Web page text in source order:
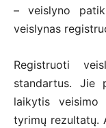
– veislyno
veislynas
Registruoti
standartus. Jie
laikytis
tyrimų rezultatų.